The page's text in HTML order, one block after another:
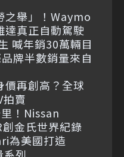
之舉」！Waymo
達真正自動駕駛
喊年銷30萬輛目
牌半數銷量來自
價再創高？全球
賣
！Nissan
金氏世界紀錄
為美國打造